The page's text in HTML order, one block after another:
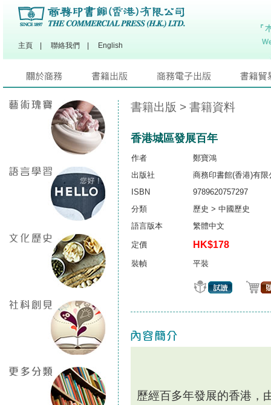
主頁 聯絡我們 English
書籍出版 > 書籍資料
香港城區發展百年
作者
鄭寶鴻
出版社
商務印書館(香港)有限
ISBN
9789620757297
分類
歷史 > 中國歷史
語言版本
繁體中文
定價 HK$178
裝幀 平裝
歷經百多年發展的香港，